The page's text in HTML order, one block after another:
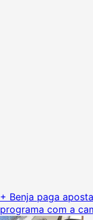
+ Benja paga
programa com a